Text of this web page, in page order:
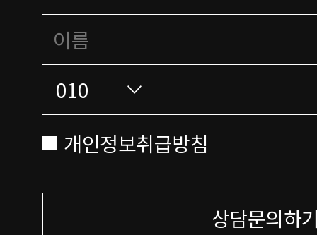
개인정보취급방침
상담문의하